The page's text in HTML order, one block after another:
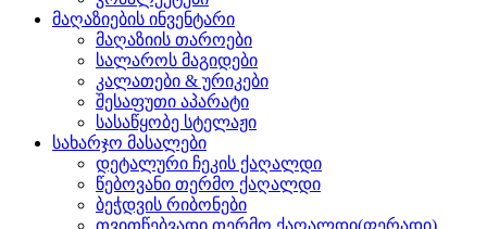
მაღაზიების ინვენტარი
მაღაზიის თაროები
სალაროს მაგიდები
კალათები & ურიკები
შესაფუთი აპარატი
სასაწყობე სტელაჟი
სახარჯო მასალები
დეტალური ჩეკის ქაღალდი
წებოვანი თერმო ქაღალდი
ბეჭდვის რიბონები
თვითწებვადი თერმო ქაღალდი(ფერადი)